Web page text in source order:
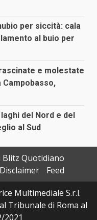
per siccità: cala
al buio per
e molestate
del Nord e del
al Sud
Blitz Quotidiano
Disclaimer
Feed
Multimediale S.r.l.
Tribunale di Roma al
2021